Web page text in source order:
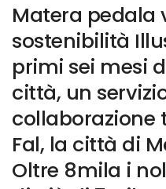
Matera pedala
sostenibilità
primi sei mesi
città, un
collaborazione
Fal, la città di
Oltre 8mila i